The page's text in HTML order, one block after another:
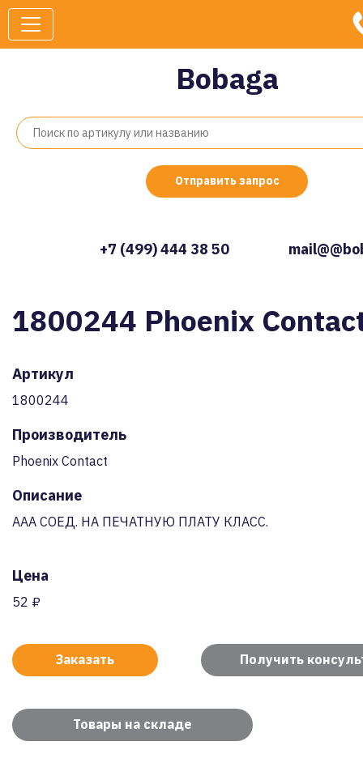
Bobaga
Отправить запрос
+7 (499) 444 38 50
1800244 Phoenix
Артикул
1800244
Производитель
Phoenix Contact
Описание
AAA СОЕД. НА ПЕЧАТНУЮ ПЛАТУ КЛАСС.
Цена
52 ₽
Заказать Получить
Товары на складе